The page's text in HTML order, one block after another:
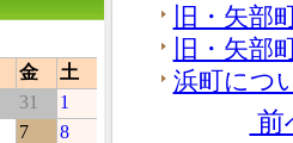
旧・矢部
旧・矢部
浜町につ
金
土
31
1
7
8